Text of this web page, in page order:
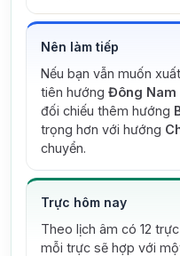
Nên làm tiếp
Nếu bạn vẫn muốn
tiên hướng Đông Nam
đối chiếu thêm hướng
trọng hơn với hướng
chuyển.
Trực hôm nay
Theo lịch âm có 12
mỗi trực sẽ hợp với